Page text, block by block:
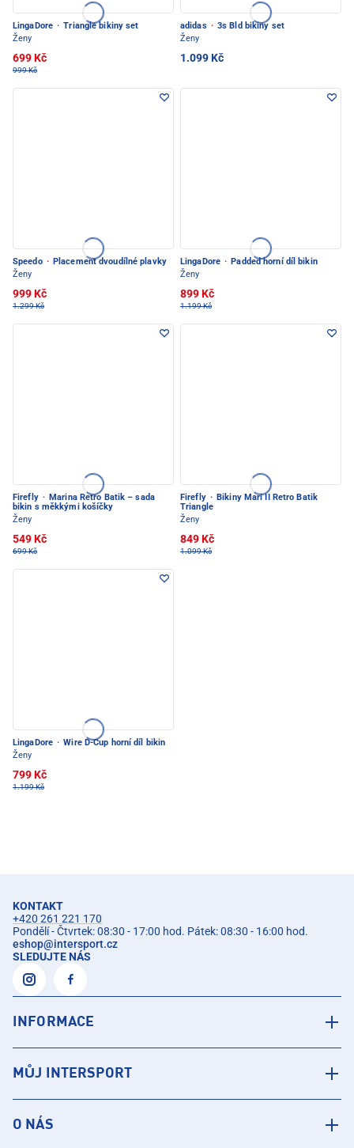
LingaDore · Triangle bikiny set
Ženy
699 Kč
999 Kč
adidas · 3s Bld bikiny set
Ženy
1.099 Kč
Speedo · Placement dvoudílné plavky
Ženy
999 Kč
1.299 Kč
LingaDore · Padded horní díl bikin
Ženy
899 Kč
1.199 Kč
Firefly · Marina Retro Batik – sada
bikin s měkkými košíčky
Ženy
549 Kč
699 Kč
Firefly · Bikiny Mari II Retro Batik
Triangle
Ženy
849 Kč
1.099 Kč
LingaDore · Wire D-Cup horní díl bikin
Ženy
799 Kč
1.199 Kč
KONTAKT
+420 261 221 170
Pondělí - Čtvrtek: 08:30 - 17:00 hod. Pátek: 08:30 - 16:00 hod.
eshop@intersport.cz
SLEDUJTE NÁS
INFORMACE
MŮJ INTERSPORT
O NÁS